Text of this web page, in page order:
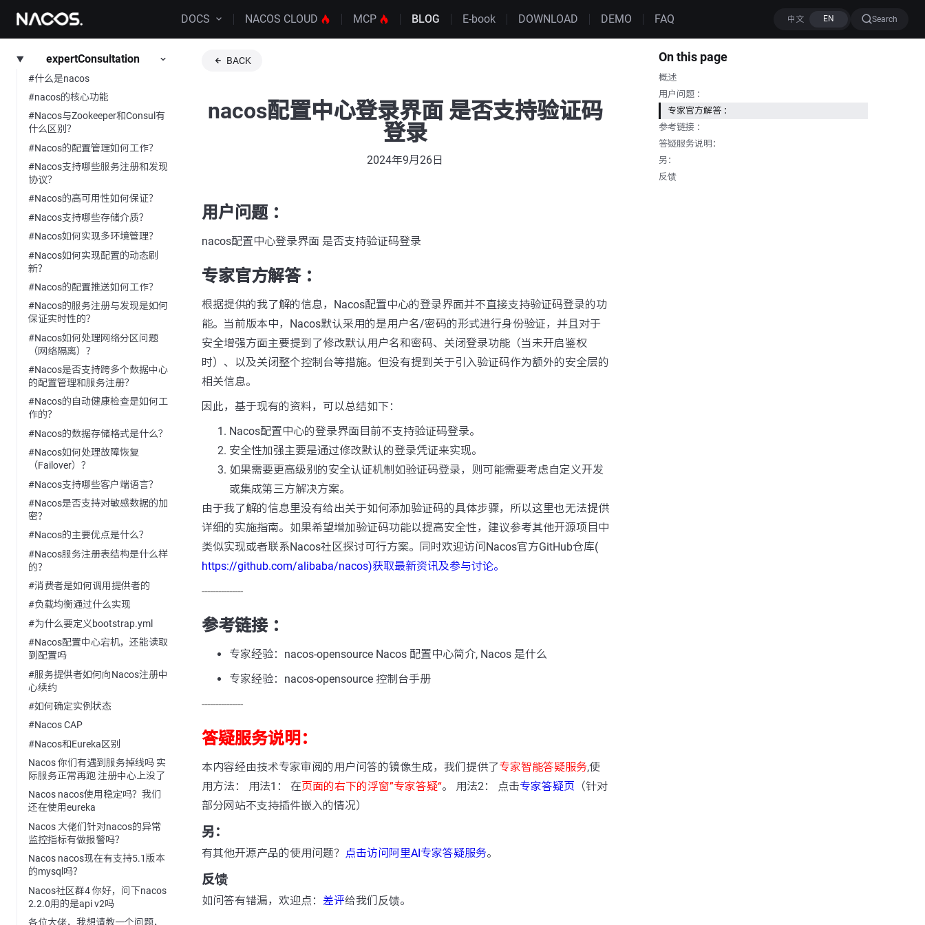
DOCS NACOS CLOUD MCP BLOG E-book DOWNLOAD DEMO FAQ Search
expertConsultation
#什么是nacos
#nacos的核心功能
#Nacos与Zookeeper和Consul有
什么区别？
#Nacos的配置管理如何工作？
#Nacos支持哪些服务注册和发现
协议？
#Nacos的高可用性如何保证？
#Nacos支持哪些存储介质？
#Nacos如何实现多环境管理？
#Nacos如何实现配置的动态刷
新？
#Nacos的配置推送如何工作？
#Nacos的服务注册与发现是如何
保证实时性的？
#Nacos如何处理网络分区问题
（网络隔离）？
#Nacos是否支持跨多个数据中心
的配置管理和服务注册？
#Nacos的自动健康检查是如何工
作的？
#Nacos的数据存储格式是什么？
#Nacos如何处理故障恢复
（Failover）？
#Nacos支持哪些客户端语言？
#Nacos是否支持对敏感数据的加
密？
#Nacos的主要优点是什么？
#Nacos服务注册表结构是什么样
的？
#消费者是如何调用提供者的
#负载均衡通过什么实现
#为什么要定义bootstrap.yml
#Nacos配置中心宕机，还能读取
到配置吗
#服务提供者如何向Nacos注册中
心续约
#如何确定实例状态
#Nacos CAP
#Nacos和Eureka区别
Nacos 你们有遇到服务掉线吗 实
际服务正常再跑 注册中心上没了
Nacos nacos使用稳定吗？我们
还在使用eureka
Nacos 大佬们针对nacos的异常
监控指标有做报警吗？
Nacos nacos现在有支持5.1版本
的mysql吗？
Nacos社区群4 你好，问下nacos
2.2.0用的是api v2吗
各位大佬，我想请教一个问题，
BACK
nacos配置中心登录界面 是否支持验证码
登录
2024年9月26日
用户问题 ：
nacos配置中心登录界面 是否支持验证码登录
专家官方解答 ：
根据提供的我了解的信息，Nacos配置中心的登录界面并不直接支持验证码登录的功
能。当前版本中，Nacos默认采用的是用户名/密码的形式进行身份验证，并且对于
安全增强方面主要提到了修改默认用户名和密码、关闭登录功能（当未开启鉴权
时）、以及关闭整个控制台等措施。但没有提到关于引入验证码作为额外的安全层的
相关信息。
因此，基于现有的资料，可以总结如下：
Nacos配置中心的登录界面目前不支持验证码登录。
安全性加强主要是通过修改默认的登录凭证来实现。
如果需要更高级别的安全认证机制如验证码登录，则可能需要考虑自定义开发
或集成第三方解决方案。
由于我了解的信息里没有给出关于如何添加验证码的具体步骤，所以这里也无法提供
详细的实施指南。如果希望增加验证码功能以提高安全性，建议参考其他开源项目中
类似实现或者联系Nacos社区探讨可行方案。同时欢迎访问Nacos官方GitHub仓库(
https://github.com/alibaba/nacos)获取最新资讯及参与讨论。
---------------
参考链接 ：
专家经验：nacos-opensource Nacos 配置中心简介, Nacos 是什么
专家经验：nacos-opensource 控制台手册
---------------
答疑服务说明：
本内容经由技术专家审阅的用户问答的镜像生成，我们提供了专家智能答疑服务,使
用方法： 用法1： 在页面的右下的浮窗”专家答疑“。 用法2： 点击专家答疑页 （针对
部分网站不支持插件嵌入的情况）
另：
有其他开源产品的使用问题？ 点击访问阿里AI专家答疑服务。
反馈
如问答有错漏，欢迎点： 差评给我们反馈。
On this page
概述
用户问题 ：
专家官方解答 ：
参考链接 ：
答疑服务说明：
另：
反馈